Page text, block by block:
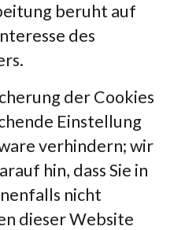
beruht auf
des
der Cookies
Einstellung
verhindern; wir
hin, dass Sie in
nicht
dieser Website